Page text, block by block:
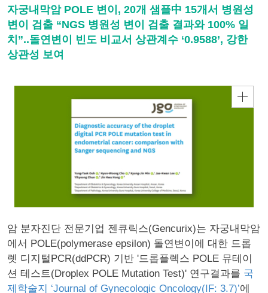
자궁내막암 POLE 변이, 20개 샘플中 15개서 병원성
변이 검출 “NGS 병원성 변이 검출 결과와 100% 일
치”..돌연변이 빈도 비교서 상관계수 ‘0.9588’, 강한
상관성 보여
암 분자진단 전문기업 젠큐릭스(Gencurix)는 자궁내막암
에서 POLE(polymerase epsilon) 돌연변이에 대한 드롭
렛 디지털PCR(ddPCR) 기반 '드롭플렉스 POLE 뮤테이
션 테스트(Droplex POLE Mutation Test)' 연구결과를 국
제학술지 ‘Journal of Gynecologic Oncology(IF: 3.7)’에